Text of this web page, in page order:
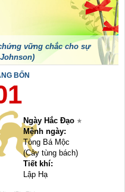
vững chắc cho sự
BỐN
Ngày Hắc Đạo
Mệnh ngày:
Tòng Bá Mộc
(Cây tùng bách)
Tiết khí:
Lập Hạ